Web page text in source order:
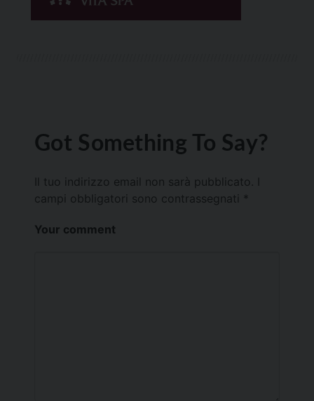
Got Something To Say?
Il tuo indirizzo email non sarà pubblicato.
campi obbligatori sono contrassegnati *
Your comment